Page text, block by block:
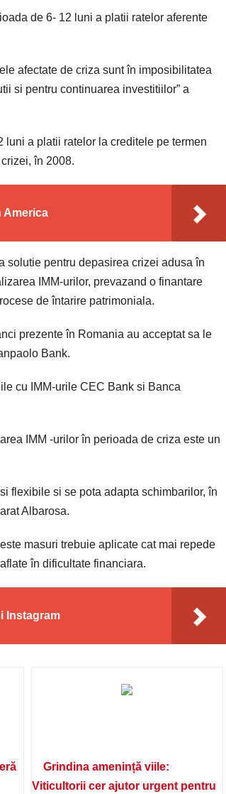
de 6- 12 luni a platii ratelor aferente
afectate de criza sunt în imposibilitatea
si pentru continuarea investitiilor” a
a platii ratelor la creditele pe termen
în 2008.
America
solutie pentru depasirea crizei adusa în
IMM-urilor, prevazand o finantare
de întarire patrimoniala.
prezente în Romania au acceptat sa le
Bank.
cu IMM-urile CEC Bank si Banca
IMM -urilor în perioada de criza este un
flexibile si se pota adapta schimbarilor, în
Albarosa.
masuri trebuie aplicate cat mai repede
în dificultate financiara.
Instagram
Grindina amenință viile:
Viticultorii cer ajutor urgent pentru